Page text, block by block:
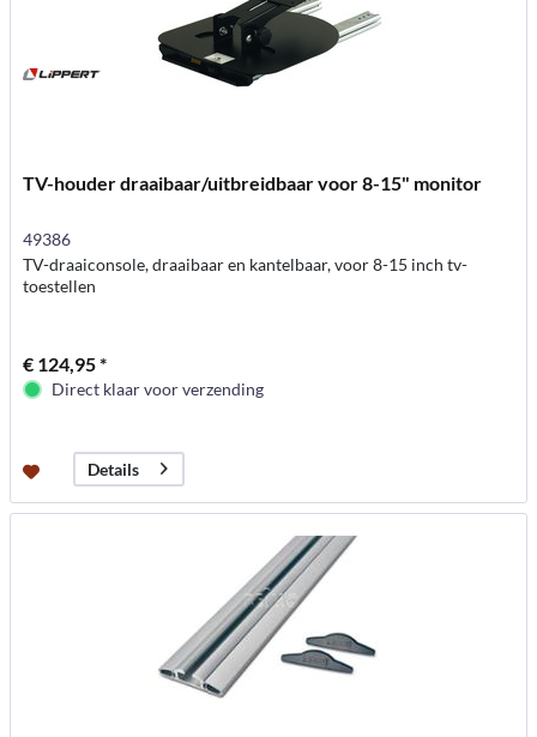
TV-houder draaibaar/uitbreidbaar voor 8-15" monitor
49386
TV-draaiconsole, draaibaar en kantelbaar, voor 8-15 inch tv-
toestellen
€ 124,95 *
Direct klaar voor verzending
Details